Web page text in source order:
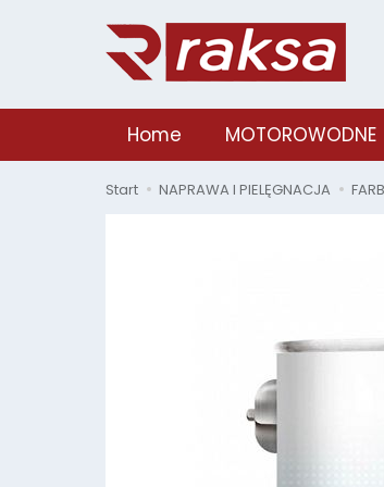
Home MOTOROWODNE
Start NAPRAWA I PIELĘGNACJA